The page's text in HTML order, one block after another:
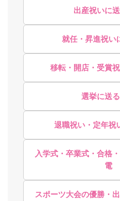
出産祝いに
就任・昇進祝い
移転・開店・受賞
選挙に送
退職祝い・定年祝
入学式・卒業式・合格
電
スポーツ大会の優勝・